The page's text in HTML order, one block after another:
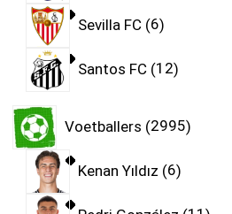
Sevilla FC 6
Santos FC 12
Voetballers 2995
Kenan Yıldız 6